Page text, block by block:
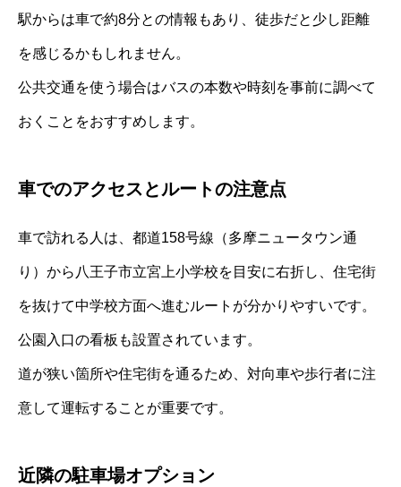
駅からは車で約8分との情報もあり、徒歩だと少し距離
を感じるかもしれません。
公共交通を使う場合はバスの本数や時刻を事前に調べて
おくことをおすすめします。
車でのアクセスとルートの注意点
車で訪れる人は、都道158号線（多摩ニュータウン通
り）から八王子市立宮上小学校を目安に右折し、住宅街
を抜けて中学校方面へ進むルートが分かりやすいです。
公園入口の看板も設置されています。
道が狭い箇所や住宅街を通るため、対向車や歩行者に注
意して運転することが重要です。
近隣の駐車場オプション